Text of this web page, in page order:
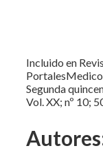
Incluido en
Segunda
Vol. XX; nº 10;